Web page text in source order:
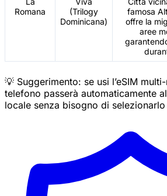
Romana
(Trilogy
Dominicana)
famosa
offre la
aree
💡 Suggerimento: se usi l’eSIM
telefono passerà automaticamente
locale senza bisogno di selezionarlo